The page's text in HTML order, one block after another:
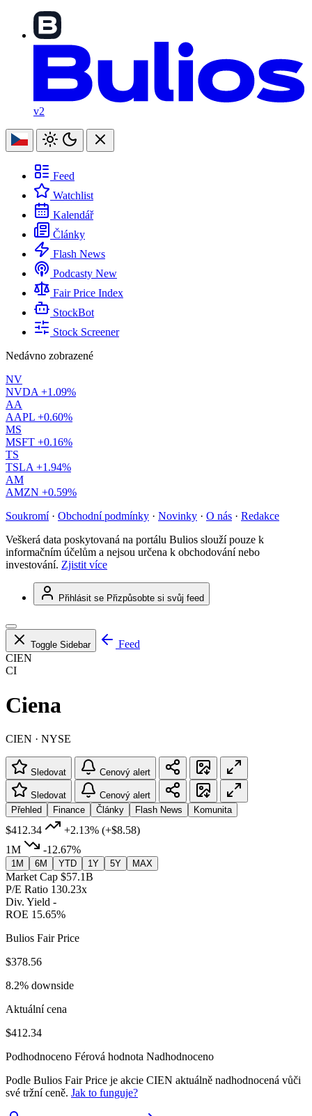
v2
Feed
Watchlist
Kalendář
Články
Flash News
Podcasty New
Fair Price Index
StockBot
Stock Screener
Nedávno zobrazené
NV
NVDA +1.09%
AA
AAPL +0.60%
MS
MSFT +0.16%
TS
TSLA +1.94%
AM
AMZN +0.59%
Soukromí · Obchodní podmínky · Novinky · O nás · Redakce
Veškerá data poskytovaná na portálu Bulios slouží pouze k
informačním účelům a nejsou určena k obchodování nebo
investování. Zjistit více
Přihlásit se Přizpůsobte si svůj feed
Toggle Sidebar
Feed
CIEN
CI
Ciena
CIEN · NYSE
Sledovat Cenový alert
Sledovat
Cenový alert
Přehled
Finance Články Flash News Komunita
$412.34 +2.13% (+$8.58)
1M
-12.67%
1M 6M YTD 1Y 5Y MAX
Market Cap $57.1B
P/E Ratio 130.23x
Div. Yield -
ROE 15.65%
Bulios Fair Price
$378.56
8.2% downside
Aktuální cena
$412.34
Podhodnoceno Férová hodnota Nadhodnoceno
Podle Bulios Fair Price je akcie CIEN aktuálně nadhodnocená vůči
své tržní ceně. Jak to funguje?